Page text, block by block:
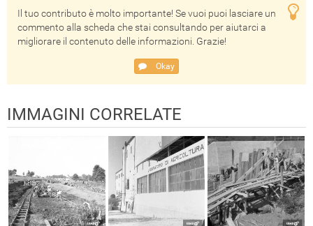
Il tuo contributo è molto importante! Se vuoi puoi lasciare un
commento alla scheda che stai consultando per aiutarci a
migliorare il contenuto delle informazioni. Grazie!
Okay
IMMAGINI CORRELATE